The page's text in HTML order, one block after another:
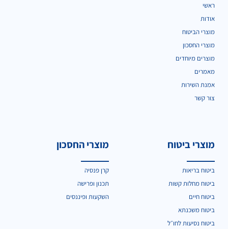
ראשי
אודות
מוצרי הביטוח
מוצרי החסכון
מוצרים מיוחדים
מאמרים
אמנת השירות
צור קשר
מוצרי ביטוח
ביטוח בריאות
ביטוח מחלות קשות
ביטוח חיים
ביטוח משכנתא
ביטוח נסיעות לחו״ל
מוצרי החסכון
קרן פנסיה
תכנון ופרישה
השקעות ופיננסים